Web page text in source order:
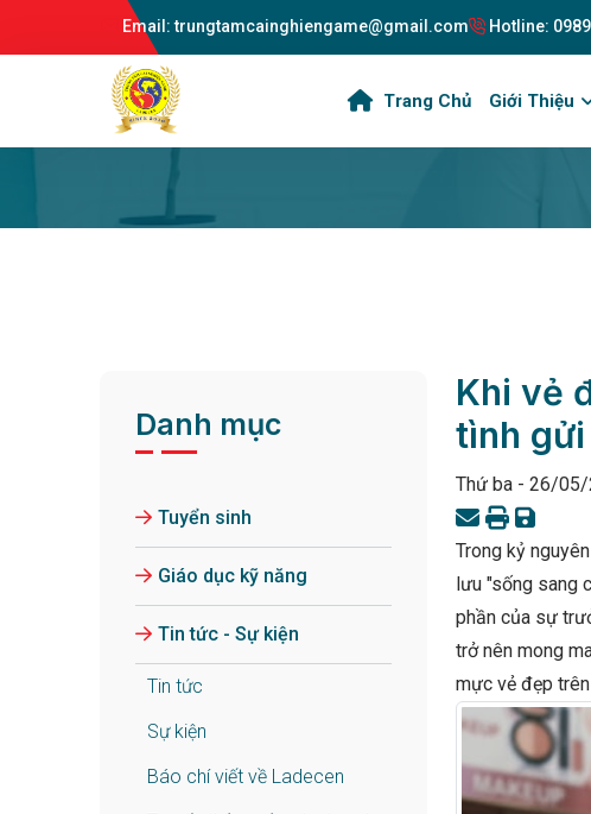
Email: trungtamcainghiengame@gmail.com Hotline:
Trang Chủ Giới Thiệu
Danh mục
Tuyển sinh
Giáo dục kỹ năng
Tin tức - Sự kiện
Tin tức
Sự kiện
Báo chí viết về Ladecen
Khi vẻ
tình gửi
Thứ ba - 26/
Trong kỷ
lưu "sống sang
phần của sự
trở nên mong
mực vẻ đẹp